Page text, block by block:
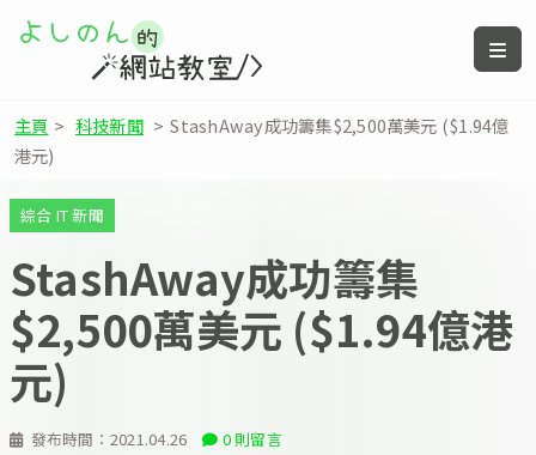
主頁 > 科技新聞 > StashAway成功籌集$2,500萬美元 ($1.94億
港元)
發布時間： 2021.04.26 0 則留言
綜合 IT 新聞
StashAway成功籌集
$2,500萬美元 ($1.94億港
元)